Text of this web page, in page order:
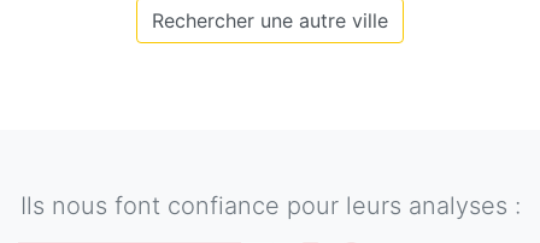
Rechercher une autre ville
Ils nous font confiance pour leurs analyses :